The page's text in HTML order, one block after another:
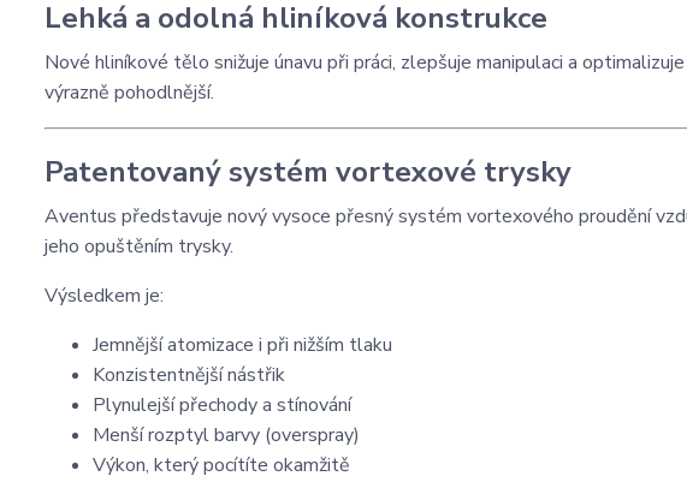
Lehká a odolná hliníková konstrukce
Nové hliníkové tělo snižuje únavu při práci, zlepšuje manipulaci a
výrazně pohodlnější.
Patentovaný systém vortexové trysky
Aventus představuje nový vysoce přesný systém vortexového proudění
jeho opuštěním trysky.
Výsledkem je:
Jemnější atomizace i při nižším tlaku
Konzistentnější nástřik
Plynulejší přechody a stínování
Menší rozptyl barvy (overspray)
Výkon, který pocítíte okamžitě